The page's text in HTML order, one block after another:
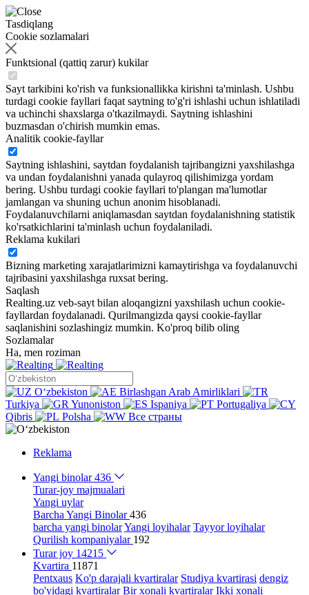
Tasdiqlang
Cookie sozlamalari
Funktsional (qattiq zarur) kukilar
Sayt tarkibini ko'rish va funksionallikka kirishni ta'minlash. Ushbu
turdagi cookie fayllari faqat saytning to'g'ri ishlashi uchun ishlatiladi
va uchinchi shaxslarga o'tkazilmaydi. Saytning ishlashini
buzmasdan o'chirish mumkin emas.
Analitik cookie-fayllar
Saytning ishlashini, saytdan foydalanish tajribangizni yaxshilashga
va undan foydalanishni yanada qulayroq qilishimizga yordam
bering. Ushbu turdagi cookie fayllari to'plangan ma'lumotlar
jamlangan va shuning uchun anonim hisoblanadi.
Foydalanuvchilarni aniqlamasdan saytdan foydalanishning statistik
ko'rsatkichlarini ta'minlash uchun foydalaniladi.
Reklama kukilari
Bizning marketing xarajatlarimizni kamaytirishga va foydalanuvchi
tajribasini yaxshilashga ruxsat bering.
Saqlash
Realting.uz veb-sayt bilan aloqangizni yaxshilash uchun cookie-
fayllardan foydalanadi. Qurilmangizda qaysi cookie-fayllar
saqlanishini sozlashingiz mumkin. Ko'proq bilib oling
Sozlamalar
Ha, men roziman
Oʻzbekiston
Birlashgan Arab Amirliklari
Turkiya
Yunoniston Ispaniya
Portugaliya
Qibris
Polsha Все страны
Reklama
Yangi binolar436
Turar-joy majmualari
Yangi uylar
Barcha Yangi Binolar436
barcha yangi binolarYangi loyihalar Tayyor loyihalar
Qurilish kompaniyalar 192
Turar joy 14215
Kvartira 11871
Pentxaus Ko'p darajali kvartiralar Studiya kvartirasi dengiz
bo'yidagi kvartiralar Bir xonali kvartiralar Ikki xonali